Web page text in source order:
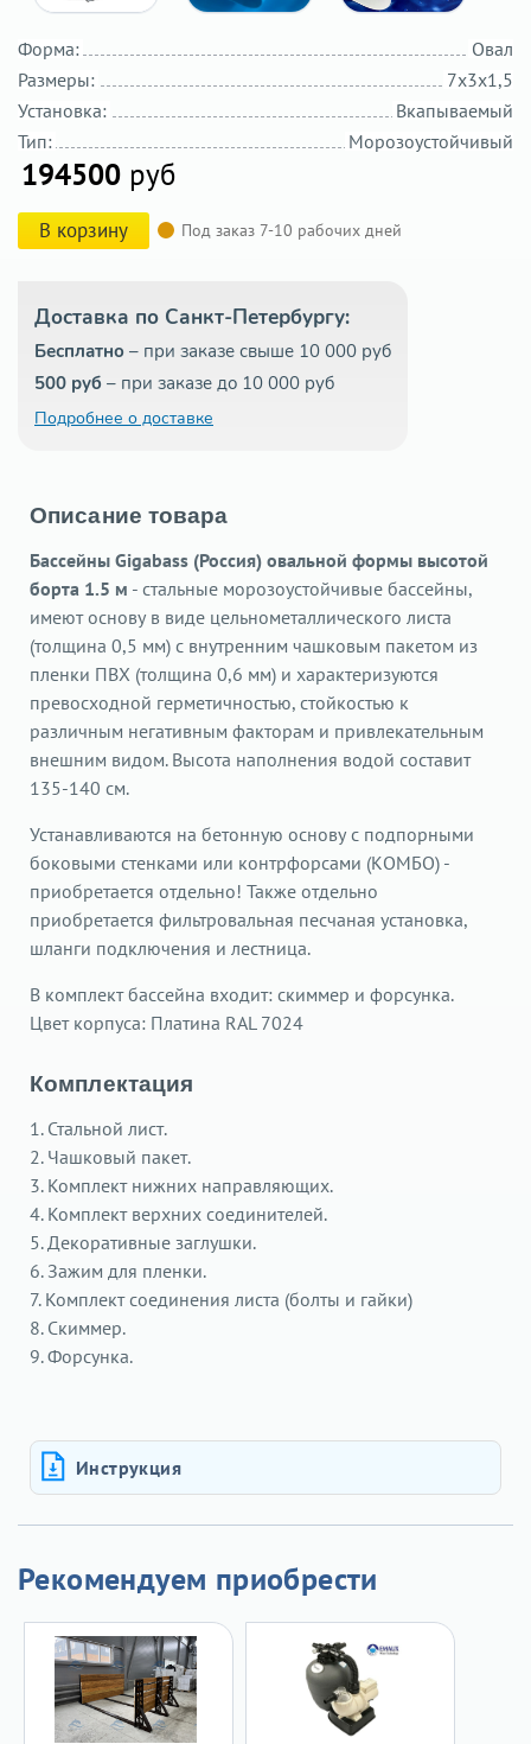
Овал
Форма:
7х3х1,5
Размеры:
Вкапываемый
Установка:
Морозоустойчивый
Тип:
194500 руб
В корзину Под заказ 7-10 рабочих дней
Доставка по Санкт-Петербургу:
Бесплатно – при заказе свыше 10 000 руб
500 руб – при заказе до 10 000 руб
Подробнее о доставке
Описание товара
Бассейны Gigabass (Россия) овальной формы высотой
борта 1.5 м - стальные морозоустойчивые бассейны,
имеют основу в виде цельнометаллического листа
(толщина 0,5 мм) с внутренним чашковым пакетом из
пленки ПВХ (толщина 0,6 мм) и характеризуются
превосходной герметичностью, стойкостью к
различным негативным факторам и привлекательным
внешним видом. Высота наполнения водой составит
135-140 см.
Устанавливаются на бетонную основу с подпорными
боковыми стенками или контрфорсами (КОМБО) -
приобретается отдельно! Также отдельно
приобретается фильтровальная песчаная установка,
шланги подключения и лестница.
В комплект бассейна входит: скиммер и форсунка.
Цвет корпуса: Платина RAL 7024
Комплектация
1. Стальной лист.
2. Чашковый пакет.
3. Комплект нижних направляющих.
4. Комплект верхних соединителей.
5. Декоративные заглушки.
6. Зажим для пленки.
7. Комплект соединения листа (болты и гайки)
8. Скиммер.
9. Форсунка.
Инструкция
Рекомендуем приобрести